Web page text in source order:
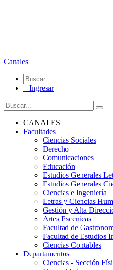
Canales
Ingresar
CANALES
Facultades
Ciencias Sociales
Derecho
Comunicaciones
Educación
Estudios Generales
Estudios Generales
Ciencias e Ingeniería
Letras y Ciencias
Gestión y Alta
Artes Escenicas
Facultad de
Facultad de Estudios
Ciencias Contables
Departamentos
Ciencias - Sección